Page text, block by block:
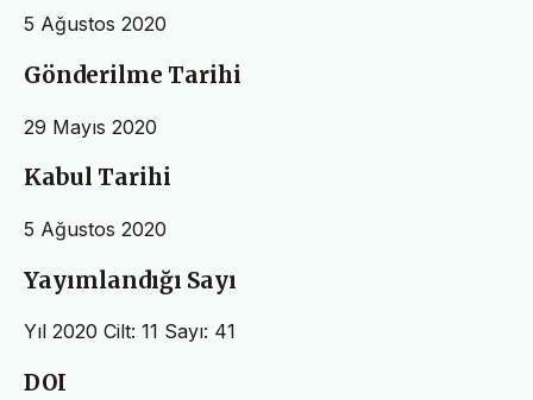
5 Ağustos 2020
Gönderilme Tarihi
29 Mayıs 2020
Kabul Tarihi
5 Ağustos 2020
Yayımlandığı Sayı
Yıl 2020 Cilt: 11 Sayı: 41
DOI